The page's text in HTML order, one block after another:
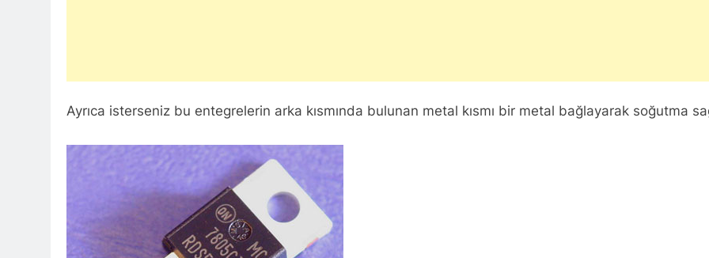
Ayrıca isterseniz bu entegrelerin arka kısmında bulunan metal kısmı bir metal bağlayarak soğutma